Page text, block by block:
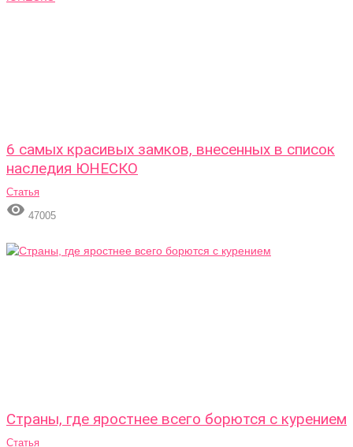
6 самых красивых замков, внесенных в список
наследия ЮНЕСКО
Статья
 47005
Страны, где яростнее всего борются с курением
Статья